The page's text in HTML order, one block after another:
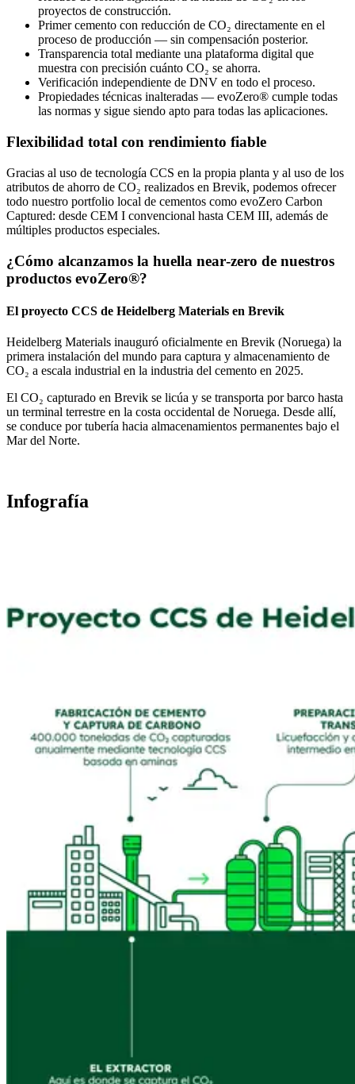
proyectos de construcción.
Primer cemento con reducción de CO₂ directamente en el
proceso de producción — sin compensación posterior.
Transparencia total mediante una plataforma digital que
muestra con precisión cuánto CO₂ se ahorra.
Verificación independiente de DNV en todo el proceso.
Propiedades técnicas inalteradas — evoZero® cumple todas
las normas y sigue siendo apto para todas las aplicaciones.
Flexibilidad total con rendimiento fiable
Gracias al uso de tecnología CCS en la propia planta y al uso de los
atributos de ahorro de CO₂ realizados en Brevik, podemos ofrecer
todo nuestro portfolio local de cementos como evoZero Carbon
Captured: desde CEM I convencional hasta CEM III, además de
múltiples productos especiales.
¿Cómo alcanzamos la huella near‑zero de nuestros
productos evoZero®?
El proyecto CCS de Heidelberg Materials en Brevik
Heidelberg Materials inauguró oficialmente en Brevik (Noruega) la
primera instalación del mundo para captura y almacenamiento de
CO₂ a escala industrial en la industria del cemento en 2025.
El CO₂ capturado en Brevik se licúa y se transporta por barco hasta
un terminal terrestre en la costa occidental de Noruega. Desde allí,
se conduce por tubería hacia almacenamientos permanentes bajo el
Mar del Norte.
Infografía